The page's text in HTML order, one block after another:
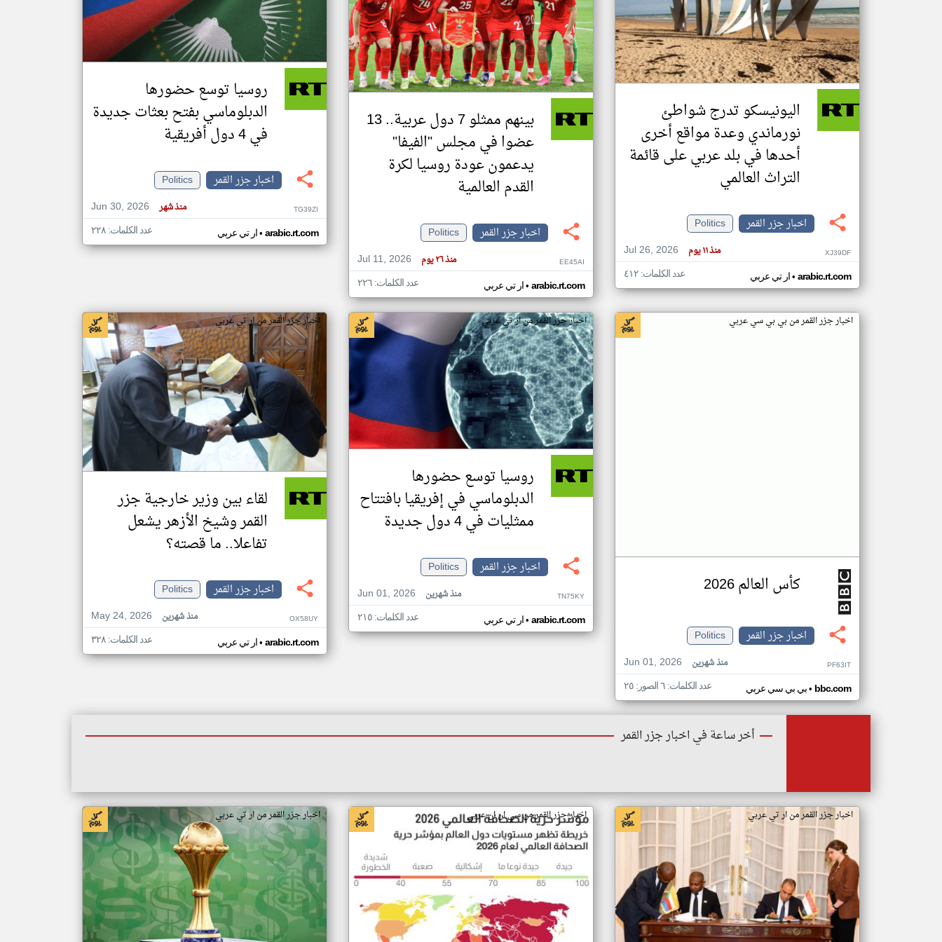
تغيير الدولة
اخبار جزر القمر على مدار الساعة
أهم اخبار جزر القمر العاجلة والمباشرة
اليونيسكو تدرج شواطئ
نورماندي وعدة مواقع أخرى
أحدها في بلد عربي على قائمة
التراث العالمي
اخبار جزر القمر
Politics
Jul 26, 2026
منذ ١١ يوم XJ39DF
ار تي عربي• arabic.rt.com عدد الكلمات: ٤١٢
بينهم ممثلو 7 دول عربية.. 13
عضوا في مجلس "الفيفا"
يدعمون عودة روسيا لكرة
القدم العالمية
اخبار جزر القمر
Politics
Jul 11, 2026
منذ ٢٦ يوم EE45AI
ار تي عربي• arabic.rt.com عدد الكلمات: ٢٢٦
روسيا توسع حضورها
الدبلوماسي بفتح بعثات جديدة
في 4 دول أفريقية
اخبار جزر القمر
Politics
Jun 30, 2026
منذ شهر TG39ZI
ار تي عربي• arabic.rt.com عدد الكلمات: ٢٢٨
اخبار جزر القمر من بي بي سي عربي
كأس العالم 2026
اخبار جزر القمر
Politics
Jun 01, 2026
منذ شهرين PF63IT
بي بي سي عربي• bbc.com عدد الكلمات: ٦ الصور: ٢٥
اخبار جزر القمر من ار تي عربي
روسيا توسع حضورها
الدبلوماسي في إفريقيا بافتتاح
ممثليات في 4 دول جديدة
اخبار جزر القمر
Politics
Jun 01, 2026
منذ شهرين TN75KY
ار تي عربي• arabic.rt.com عدد الكلمات: ٢١٥
اخبار جزر القمر من ار تي عربي
لقاء بين وزير خارجية جزر
القمر وشيخ الأزهر يشعل
تفاعلا.. ما قصته؟
اخبار جزر القمر
Politics
May 24, 2026
منذ شهرين OX58UY
ار تي عربي• arabic.rt.com عدد الكلمات: ٣٢٨
أخر ساعة في اخبار جزر القمر
اخبار جزر القمر من ار تي عربي اخبار جزر القمر من سي ان ان عربي اخبار جزر القمر من ار تي عربي
klyoum.com